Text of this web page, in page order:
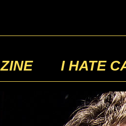
ZINE I HATE